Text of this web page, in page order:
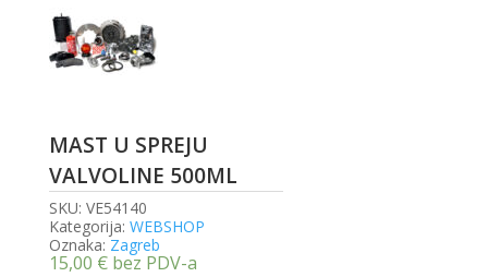
MAST U SPREJU
VALVOLINE 500ML
SKU: VE54140
Kategorija: WEBSHOP
Oznaka: Zagreb
15,00 € bez PDV-a